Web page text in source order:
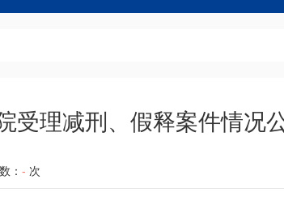
受理减刑、假释案件情况
： - 次